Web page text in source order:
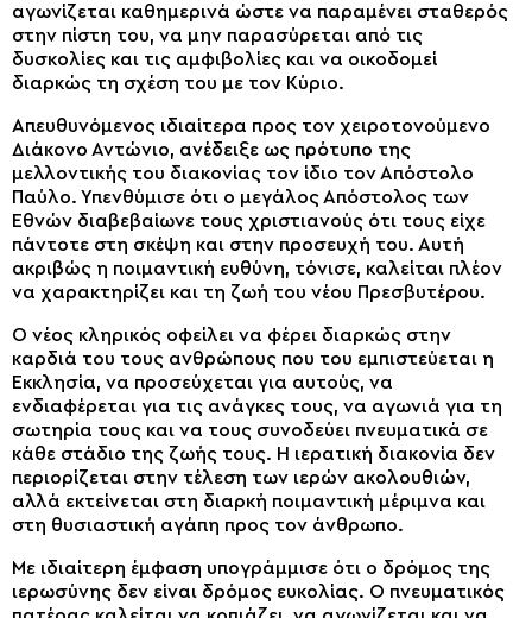
αγωνίζεται καθημερινά ώστε να παραμένει σταθερός
στην πίστη του, να μην παρασύρεται από τις
δυσκολίες και τις αμφιβολίες και να οικοδομεί
διαρκώς τη σχέση του με τον Κύριο.
Απευθυνόμενος ιδιαίτερα προς τον χειροτονούμενο
Διάκονο Αντώνιο, ανέδειξε ως πρότυπο της
μελλοντικής του διακονίας τον ίδιο τον Απόστολο
Παύλο. Υπενθύμισε ότι ο μεγάλος Απόστολος των
Εθνών διαβεβαίωνε τους χριστιανούς ότι τους είχε
πάντοτε στη σκέψη και στην προσευχή του. Αυτή
ακριβώς η ποιμαντική ευθύνη, τόνισε, καλείται πλέον
να χαρακτηρίζει και τη ζωή του νέου Πρεσβυτέρου.
Ο νέος κληρικός οφείλει να φέρει διαρκώς στην
καρδιά του τους ανθρώπους που του εμπιστεύεται η
Εκκλησία, να προσεύχεται για αυτούς, να
ενδιαφέρεται για τις ανάγκες τους, να αγωνιά για τη
σωτηρία τους και να τους συνοδεύει πνευματικά σε
κάθε στάδιο της ζωής τους. Η ιερατική διακονία δεν
περιορίζεται στην τέλεση των ιερών ακολουθιών,
αλλά εκτείνεται στη διαρκή ποιμαντική μέριμνα και
στη θυσιαστική αγάπη προς τον άνθρωπο.
Με ιδιαίτερη έμφαση υπογράμμισε ότι ο δρόμος της
ιερωσύνης δεν είναι δρόμος ευκολίας. Ο πνευματικός